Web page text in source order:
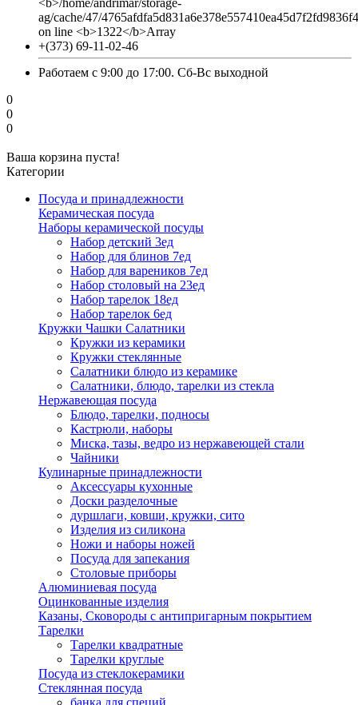
<b>/home/andrimar/storage-
ag/cache/47/
on line <b>1322</b>Array
+(373) 69-11-02-46
Работаем с 9:00 до 17:00. Сб-Вс выходной
0
0
0
Ваша корзина пуста!
Категории
Посуда и принадлежности
Керамическая посуда
Наборы керамической посуды
Набор детский 3ед
Набор для блинов 7ед
Набор для вареников 7ед
Набор столовый на 23ед
Набор тарелок 18ед
Набор тарелок 6ед
Кружки Чашки Салатники
Кружки из керамики
Кружки стеклянные
Салатники блюдо из керамике
Салатники, блюдо, тарелки из стекла
Нержавеющая посуда
Блюдо, тарелки, подносы
Кастрюли, наборы
Миска, тазы, ведро из нержавеющей стали
Чайники
Кулинарные принадлежности
Аксессуары кухонные
Доски разделочные
дуршлаги, ковши, кружки, сито
Изделия из силикона
Ножи и наборы ножей
Посуда для запекания
Столовые приборы
Алюминиевая посуда
Оцинкованные изделия
Казаны, Сковороды с антипригарным покрытием
Тарелки
Тарелки квадратные
Тарелки круглые
Посуда из стеклокерамики
Стеклянная посуда
банка для специй